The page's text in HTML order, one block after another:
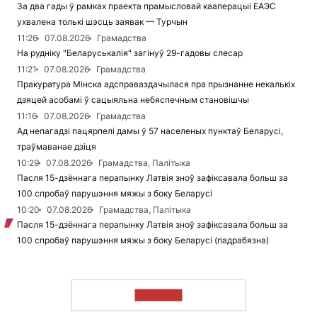
За два гады ў рамках праекта прамысловай кааперацыі ЕАЭС
ухвалена толькі шэсць заявак — Турчын
11:26
07.08.2026
Грамадства
На рудніку "Беларуськалія" загінуў 29-гадовы слесар
11:21
07.08.2026
Грамадства
Пракуратура Мінска адсправаздачылася пра прызнанне некалькіх
дзяцей асобамі ў сацыяльна небяспечным становішчы
11:16
07.08.2026
Грамадства
Ад непагадзі пацярпелі дамы ў 57 населеных пунктаў Беларусі,
траўмаванае дзіця
10:29
07.08.2026
Грамадства, Палітыка
Пасля 15-дзённага перапынку Латвія зноў зафіксавала больш за
100 спробаў парушэння мяжы з боку Беларусі
10:20
07.08.2026
Грамадства, Палітыка
Пасля 15-дзённага перапынку Латвія зноў зафіксавала больш за
100 спробаў парушэння мяжы з боку Беларусі (падрабязна)